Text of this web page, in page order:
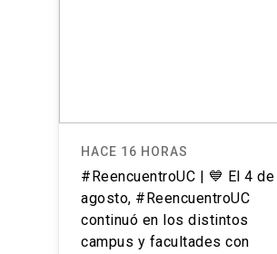
HACE 16 HORAS
#ReencuentroUC | 💙 El 4 de
agosto, #ReencuentroUC
continuó en los distintos
campus y facultades con